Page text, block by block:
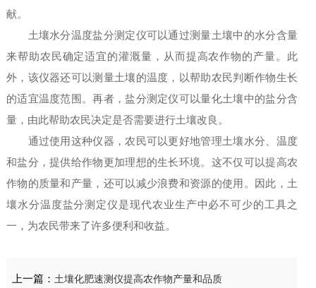
献。
土壤水分温度盐分测定仪可以通过测量土壤中的水分含量
来帮助农民确定适宜的灌溉量，从而提高农作物的产量。此
外，该仪器还可以测量土壤的温度，以帮助农民判断作物生长
的适宜温度范围。再者，盐分测定仪可以量化土壤中的盐分含
量，由此帮助农民决定是否需要进行土壤改良。
通过使用这种仪器，农民可以更好地管理土壤水分、温度
和盐分，提供给作物更加理想的生长环境。这不仅可以提高农
作物的质量和产量，还可以减少浪费和资源的使用。因此，土
壤水分温度盐分测定仪是现代农业生产中必不可少的工具之
一，为农民带来了许多便利和收益。
上一篇：土壤化肥速测仪提高农作物产量和品质